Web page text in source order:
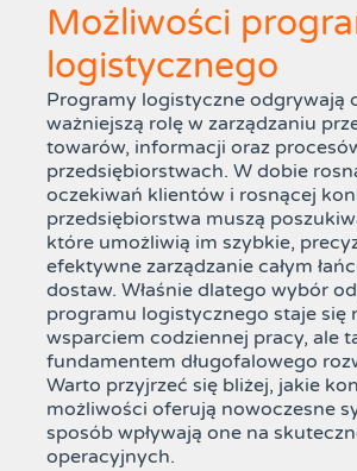
Możliwości
logistycznego
Programy logistyczne odgrywają
ważniejszą rolę w zarządzaniu
towarów, informacji oraz
przedsiębiorstwach. W dobie
oczekiwań klientów i rosnącej
przedsiębiorstwa muszą
które umożliwią im szybkie,
efektywne zarządzanie całym
dostaw. Właśnie dlatego wybór
programu logistycznego staje się
wsparciem codziennej pracy, ale
fundamentem długofalowego
Warto przyjrzeć się bliżej, jakie
możliwości oferują nowoczesne
sposób wpływają one na
operacyjnych.